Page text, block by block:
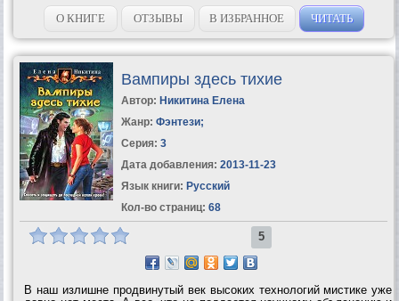
О КНИГЕ
ОТЗЫВЫ В ИЗБРАННОЕ ЧИТАТЬ
Вампиры здесь тихие
Автор: Никитина Елена
Жанр: Фэнтези;
Серия: 3
Дата добавления: 2013-11-23
Язык книги: Русский
Кол-во страниц: 68
5
В наш излишне продвинутый век высоких технологий мистике уже